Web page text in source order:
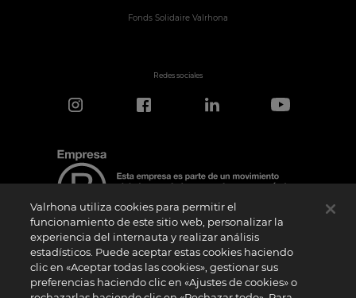
Fonds Solidaire Valrhona
Redes sociales
Aviso de certificación
El logotipo “Certified B Corporation” lo concede B Lab, una organización privada sin
ánimo de lucro, a empresas como la nuestra que han superado con éxito la
Valrhona utiliza cookies para permitir el
funcionamiento de este sitio web, personalizar la
experiencia del internauta y realizar análisis
estadísticos. Puede aceptar estas cookies haciendo
clic en «Aceptar todas las cookies», gestionar sus
preferencias haciendo clic en «Ajustes de cookies» o